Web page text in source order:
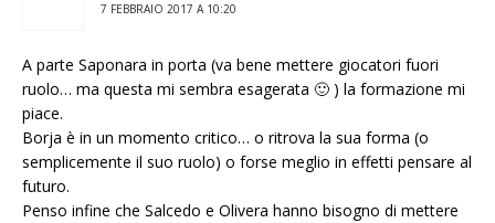
7 FEBBRAIO 2017 A 10:20
A parte Saponara in porta (va bene mettere giocatori fuori
ruolo… ma questa mi sembra esagerata 🙂 ) la formazione mi
piace.
Borja è in un momento critico… o ritrova la sua forma (o
semplicemente il suo ruolo) o forse meglio in effetti pensare al
futuro.
Penso infine che Salcedo e Olivera hanno bisogno di mettere